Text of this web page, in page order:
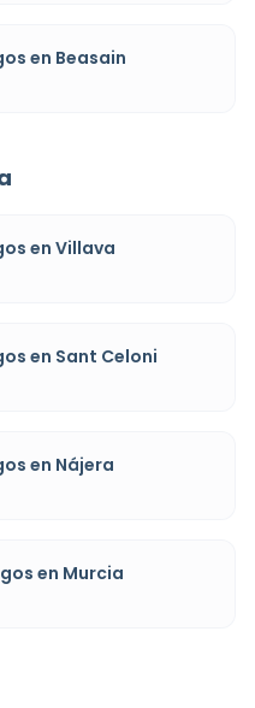
en Beasain
en Villava
en Sant Celoni
en Nájera
en Murcia